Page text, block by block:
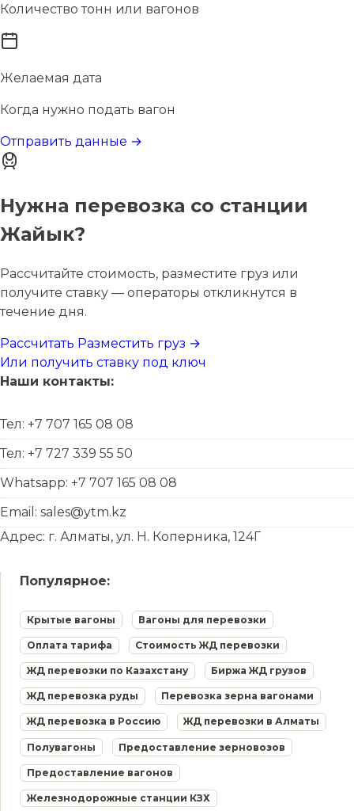
Количество тонн или вагонов
Желаемая дата
Когда нужно подать вагон
Отправить данные →
Нужна перевозка со станции
Жайык?
Рассчитайте стоимость, разместите груз или
получите ставку — операторы откликнутся в
течение дня.
Рассчитать Разместить груз →
Или получить ставку под ключ
Наши контакты:
Тел: +7 707 165 08 08
Тел: +7 727 339 55 50
Whatsapp: +7 707 165 08 08
Email: sales@ytm.kz
Адрес: г. Алматы, ул. Н. Коперника, 124Г
Популярное:
Крытые вагоны Вагоны для перевозки
Оплата тарифа Стоимость ЖД перевозки
ЖД перевозки по Казахстану Биржа ЖД грузов
ЖД перевозка руды Перевозка зерна вагонами
ЖД перевозка в Россию ЖД перевозки в Алматы
Полувагоны Предоставление зерновозов
Предоставление вагонов
Железнодорожные станции КЗХ